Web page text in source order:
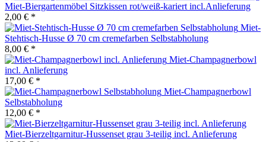
Miet-Biergartenmöbel Sitzkissen rot/weiß-kariert incl.Anlieferung
2,00 € *
Miet-
Stehtisch-Husse Ø 70 cm cremefarben Selbstabholung
8,00 € *
Miet-Champagnerbowl
incl. Anlieferung
17,00 € *
Miet-Champagnerbowl
Selbstabholung
12,00 € *
Miet-Bierzeltgarnitur-Hussenset grau 3-teilig incl. Anlieferung